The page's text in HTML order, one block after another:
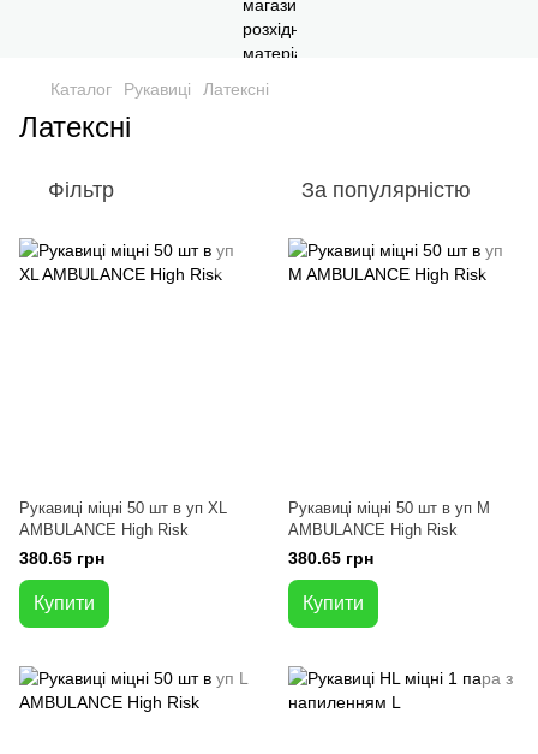
Каталог Рукавиці Латексні
Латексні
Фільтр За популярністю
Рукавиці міцні 50 шт в уп XL
AMBULANCE High Risk
380.65 грн
Купити
Рукавиці міцні 50 шт в уп M
AMBULANCE High Risk
380.65 грн
Купити